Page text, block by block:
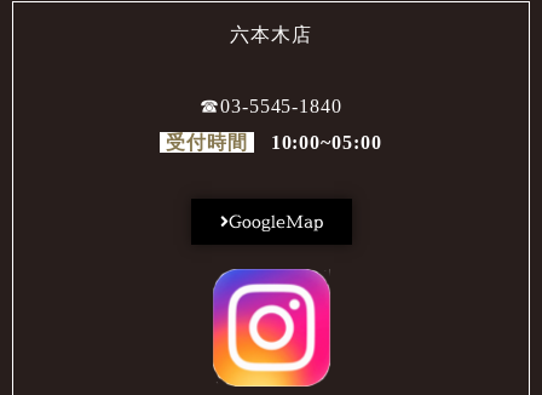
六本木店
☎︎03-5545-1840
受付時間
10:00~05:00
GoogleMap